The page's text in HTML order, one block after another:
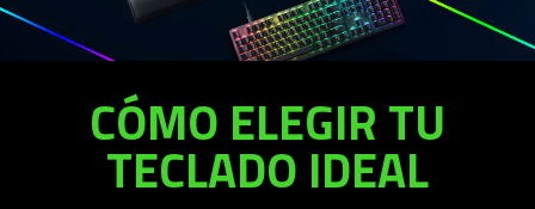
CÓMO ELEGIR TU
TECLADO IDEAL